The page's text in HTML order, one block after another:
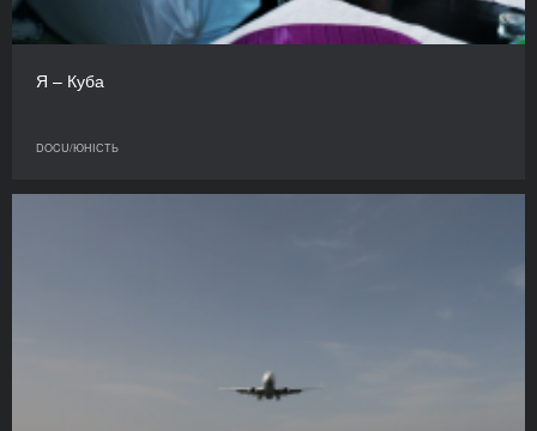
Я – Куба
DOCU/ЮНІСТЬ